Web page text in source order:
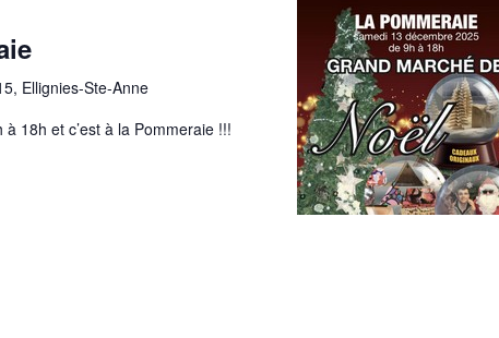
Ellignies-Ste-Anne
18h et c’est à la Pommeraie !!!